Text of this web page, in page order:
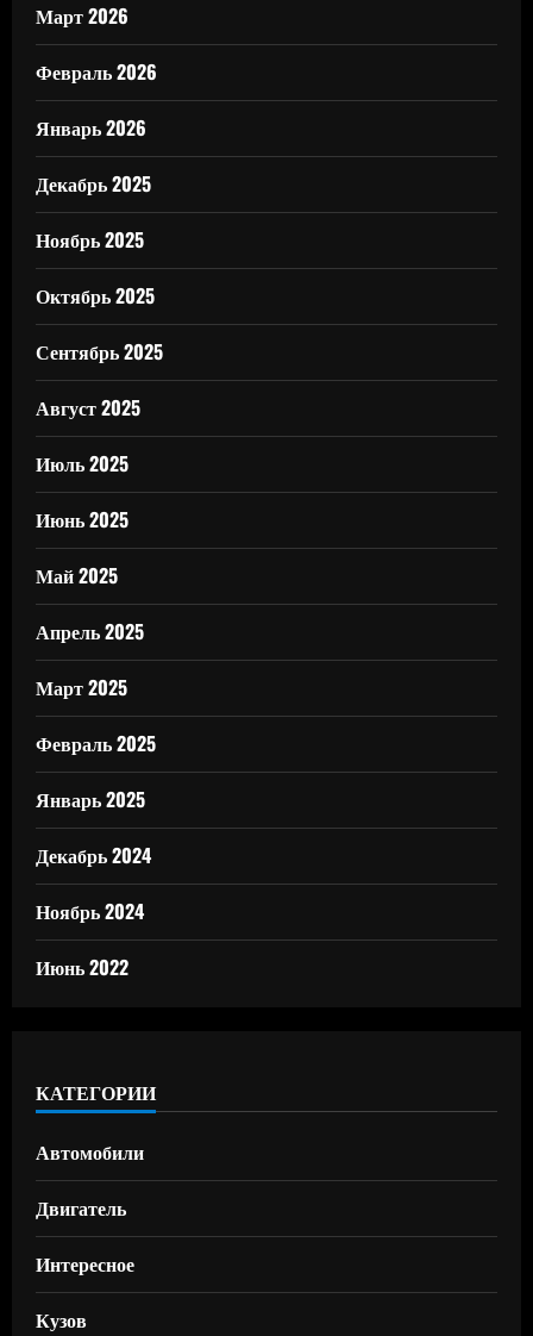
Март 2026
Февраль 2026
Январь 2026
Декабрь 2025
Ноябрь 2025
Октябрь 2025
Сентябрь 2025
Август 2025
Июль 2025
Июнь 2025
Май 2025
Апрель 2025
Март 2025
Февраль 2025
Январь 2025
Декабрь 2024
Ноябрь 2024
Июнь 2022
КАТЕГОРИИ
Автомобили
Двигатель
Интересное
Кузов